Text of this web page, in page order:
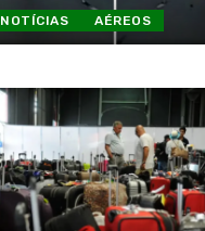
NOTÍCIAS AÉREOS